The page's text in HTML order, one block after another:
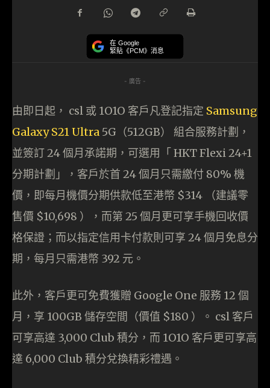
在 Google
緊貼《PCM》消息
- 廣告 -
由即日起， csl 或 1O1O 客戶凡登記指定 Samsung
Galaxy S21 Ultra 5G（512GB） 組合服務計劃，
並簽訂 24 個月承諾期，可選用「 HKT Flexi 24+1
分期計劃」，客戶於首 24 個月只需繳付 80% 機
價，即每月機價分期供款低至港幣 $314 （建議零
售價 $10,698 ），而第 25 個月更可享手機回收價
格保證；而以指定信用卡付款則可享 24 個月免息分
期，每月只需港幣 392 元。
此外，客戶更可免費獲贈 Google One 服務 12 個
月，享 100GB 儲存空間（價值 $180 ）。 csl 客戶
可享高達 3,000 Club 積分，而 1O1O 客戶更可享高
達 6,000 Club 積分兌換精彩禮遇。